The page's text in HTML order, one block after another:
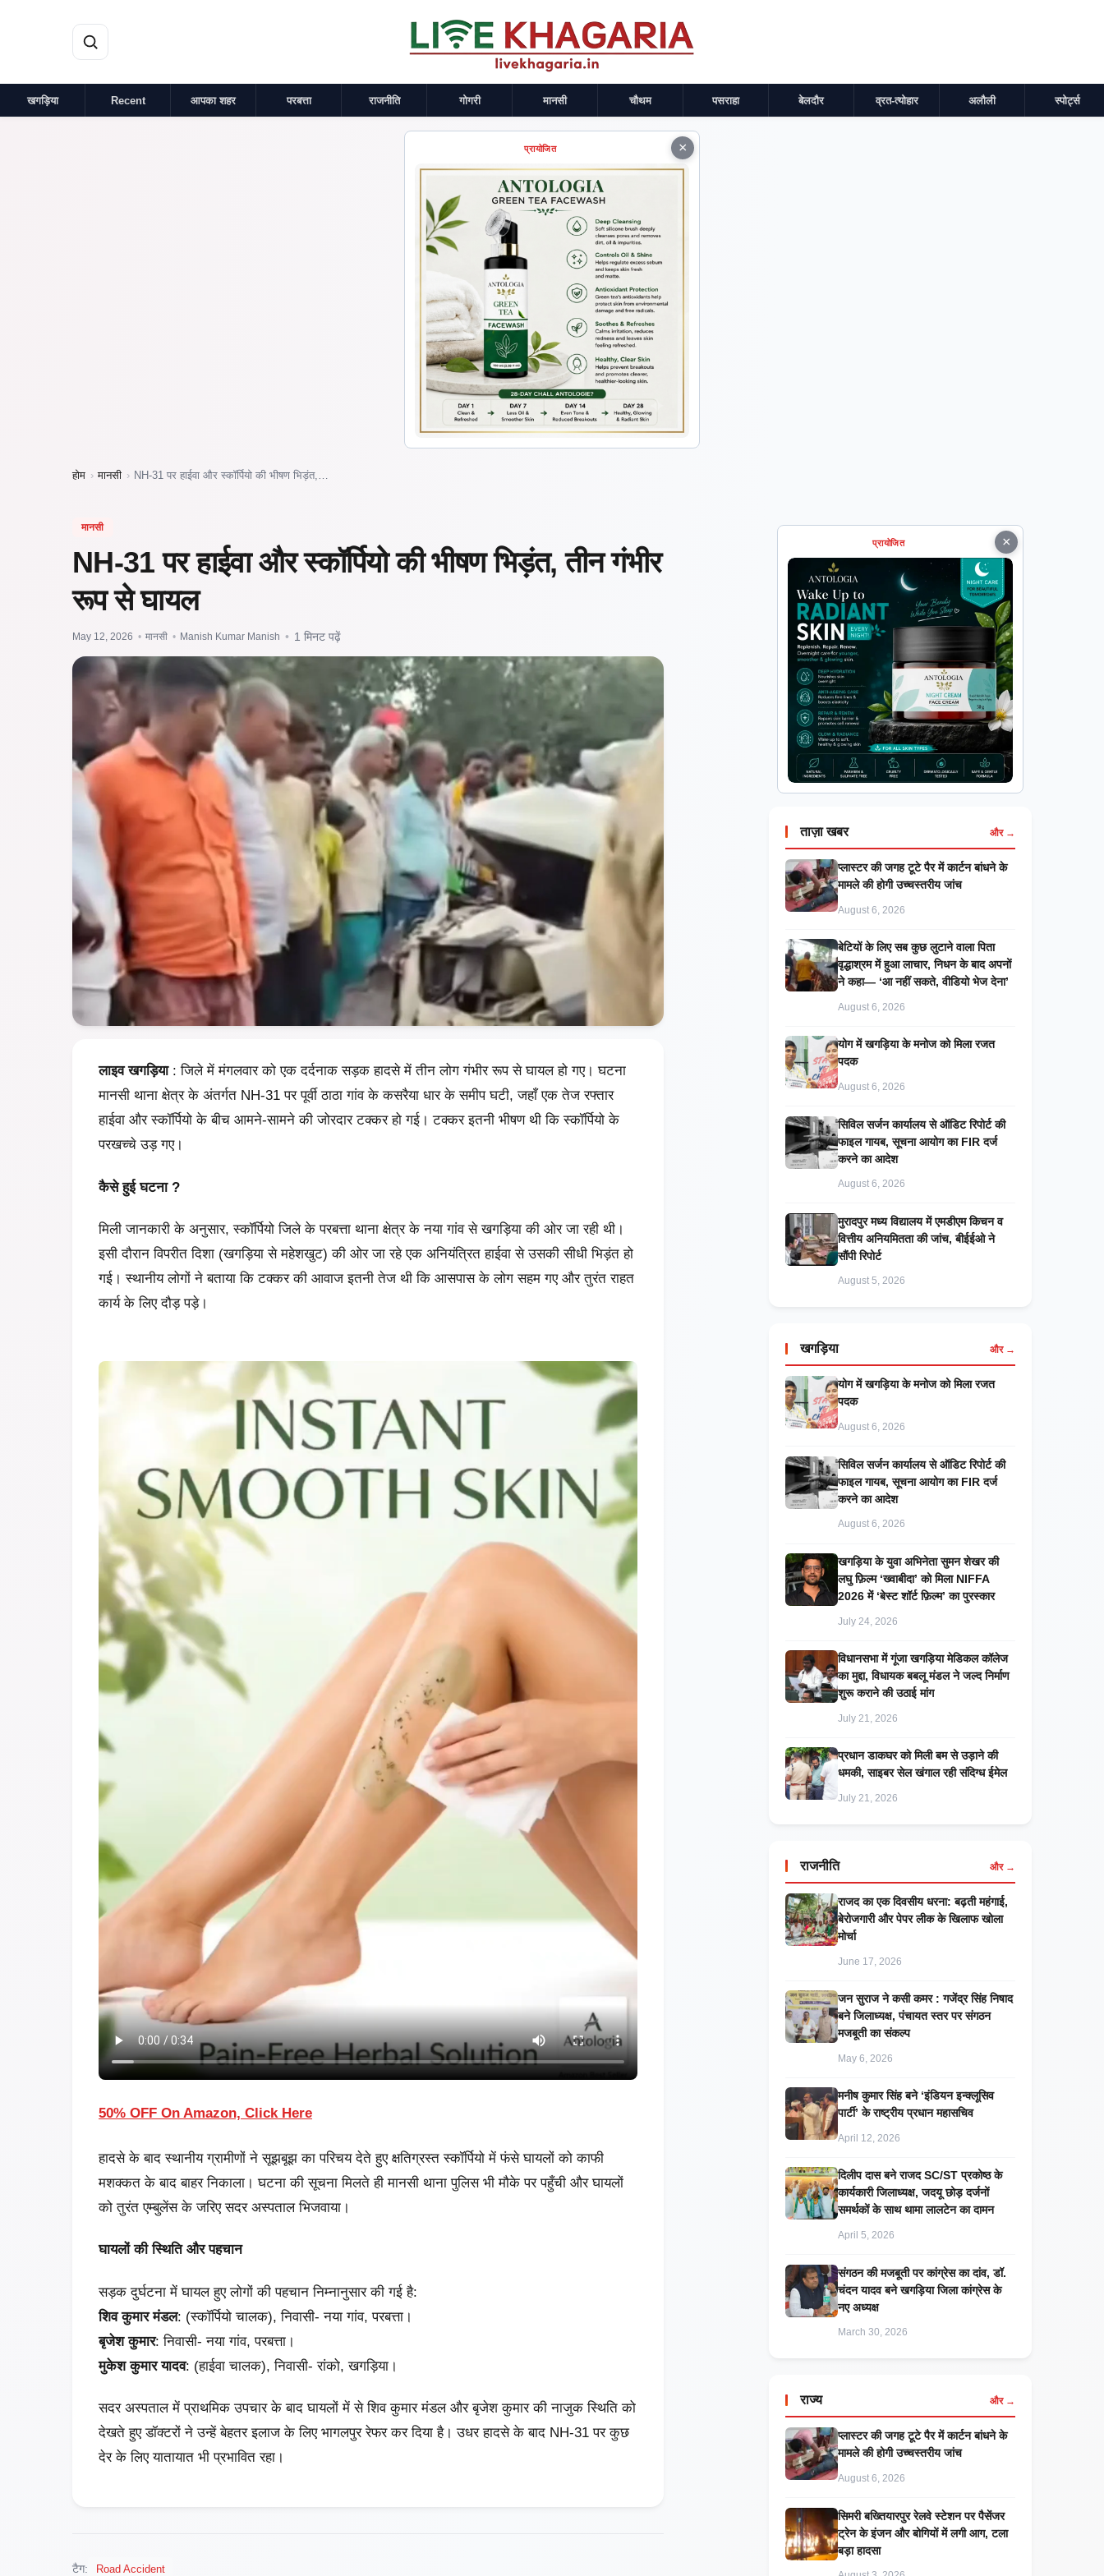
खगड़िया Recent आपका शहर परबत्ता राजनीति गोगरी मानसी चौथम पसराहा बेलदौर व्रत-त्योहार अलौली स्पोर्ट्स
×
प्रायोजित
होम › मानसी › NH-31 पर हाईवा और स्कॉर्पियो की भीषण भिड़ंत,…
मानसी
NH-31 पर हाईवा और स्कॉर्पियो की भीषण भिड़ंत, तीन गंभीर
रूप से घायल
May 12, 2026 • मानसी • Manish Kumar Manish • 1 मिनट पढ़ें
लाइव खगड़िया: जिले में मंगलवार को एक दर्दनाक सड़क हादसे में तीन लोग गंभीर रूप से घायल हो गए। घटना
मानसी थाना क्षेत्र के अंतर्गत NH-31 पर पूर्वी ठाठा गांव के कसरैया धार के समीप घटी, जहाँ एक तेज रफ्तार
हाईवा और स्कॉर्पियो के बीच आमने-सामने की जोरदार टक्कर हो गई। टक्कर इतनी भीषण थी कि स्कॉर्पियो के
परखच्चे उड़ गए।
कैसे हुई घटना ?
मिली जानकारी के अनुसार, स्कॉर्पियो जिले के परबत्ता थाना क्षेत्र के नया गांव से खगड़िया की ओर जा रही थी।
इसी दौरान विपरीत दिशा (खगड़िया से महेशखुट) की ओर जा रहे एक अनियंत्रित हाईवा से उसकी सीधी भिड़ंत हो
गई। स्थानीय लोगों ने बताया कि टक्कर की आवाज इतनी तेज थी कि आसपास के लोग सहम गए और तुरंत राहत
कार्य के लिए दौड़ पड़े।
50% OFF On Amazon, Click Here
हादसे के बाद स्थानीय ग्रामीणों ने सूझबूझ का परिचय देते हुए क्षतिग्रस्त स्कॉर्पियो में फंसे घायलों को काफी
मशक्कत के बाद बाहर निकाला। घटना की सूचना मिलते ही मानसी थाना पुलिस भी मौके पर पहुँची और घायलों
को तुरंत एम्बुलेंस के जरिए सदर अस्पताल भिजवाया।
घायलों की स्थिति और पहचान
सड़क दुर्घटना में घायल हुए लोगों की पहचान निम्नानुसार की गई है:
शिव कुमार मंडल: (स्कॉर्पियो चालक), निवासी- नया गांव, परबत्ता।
बृजेश कुमार: निवासी- नया गांव, परबत्ता।
मुकेश कुमार यादव: (हाईवा चालक), निवासी- रांको, खगड़िया।
सदर अस्पताल में प्राथमिक उपचार के बाद घायलों में से शिव कुमार मंडल और बृजेश कुमार की नाजुक स्थिति को
देखते हुए डॉक्टरों ने उन्हें बेहतर इलाज के लिए भागलपुर रेफर कर दिया है। उधर हादसे के बाद NH-31 पर कुछ
देर के लिए यातायात भी प्रभावित रहा।
टैग: Road Accident
×
प्रायोजित
ताज़ा खबर और →
प्लास्टर की जगह टूटे पैर में कार्टन बांधने के
मामले की होगी उच्चस्तरीय जांच
August 6, 2026
बेटियों के लिए सब कुछ लुटाने वाला पिता
वृद्धाश्रम में हुआ लाचार, निधन के बाद अपनों
ने कहा— ‘आ नहीं सकते, वीडियो भेज देना’
August 6, 2026
​योग में खगड़िया के मनोज को मिला रजत
पदक
August 6, 2026
सिविल सर्जन कार्यालय से ऑडिट रिपोर्ट की
फाइल गायब, सूचना आयोग का FIR दर्ज
करने का आदेश
August 6, 2026
मुरादपुर मध्य विद्यालय में एमडीएम किचन व
वित्तीय अनियमितता की जांच, बीईईओ ने
सौंपी रिपोर्ट
August 5, 2026
खगड़िया और →
​योग में खगड़िया के मनोज को मिला रजत
पदक
August 6, 2026
सिविल सर्जन कार्यालय से ऑडिट रिपोर्ट की
फाइल गायब, सूचना आयोग का FIR दर्ज
करने का आदेश
August 6, 2026
खगड़िया के युवा अभिनेता सुमन शेखर की
लघु फ़िल्म ‘ख्वाबीदा’ को मिला NIFFA
2026 में ‘बेस्ट शॉर्ट फ़िल्म’ का पुरस्कार
July 24, 2026
विधानसभा में गूंजा खगड़िया मेडिकल कॉलेज
का मुद्दा, विधायक बबलू मंडल ने जल्द निर्माण
शुरू कराने की उठाई मांग
July 21, 2026
प्रधान डाकघर को मिली बम से उड़ाने की
धमकी, साइबर सेल खंगाल रही संदिग्ध ईमेल
July 21, 2026
राजनीति और →
राजद का एक दिवसीय धरना: बढ़ती महंगाई,
बेरोजगारी और पेपर लीक के खिलाफ खोला
मोर्चा
June 17, 2026
जन सुराज ने कसी कमर : गजेंद्र सिंह निषाद
बने जिलाध्यक्ष, पंचायत स्तर पर संगठन
मजबूती का संकल्प
May 6, 2026
मनीष कुमार सिंह बने ‘इंडियन इन्क्लूसिव
पार्टी’ के राष्ट्रीय प्रधान महासचिव
April 12, 2026
दिलीप दास बने राजद SC/ST प्रकोष्ठ के
कार्यकारी जिलाध्यक्ष, जदयू छोड़ दर्जनों
समर्थकों के साथ थामा लालटेन का दामन
April 5, 2026
संगठन की मजबूती पर कांग्रेस का दांव, डॉ.
चंदन यादव बने खगड़िया जिला कांग्रेस के
नए अध्यक्ष
March 30, 2026
राज्य और →
प्लास्टर की जगह टूटे पैर में कार्टन बांधने के
मामले की होगी उच्चस्तरीय जांच
August 6, 2026
सिमरी बख्तियारपुर रेलवे स्टेशन पर पैसेंजर
ट्रेन के इंजन और बोगियों में लगी आग, टला
बड़ा हादसा